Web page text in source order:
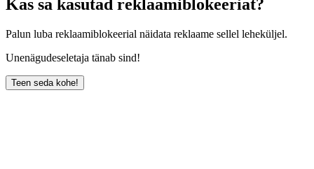
Kas sa kasutad reklaamiblokeeriat?
Palun luba reklaamiblokeerial näidata reklaame sellel leheküljel.
Unenägudeseletaja tänab sind!
Teen seda kohe!